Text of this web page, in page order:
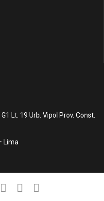
Lt. 19 Urb. Vipol Prov. Const.
Lima